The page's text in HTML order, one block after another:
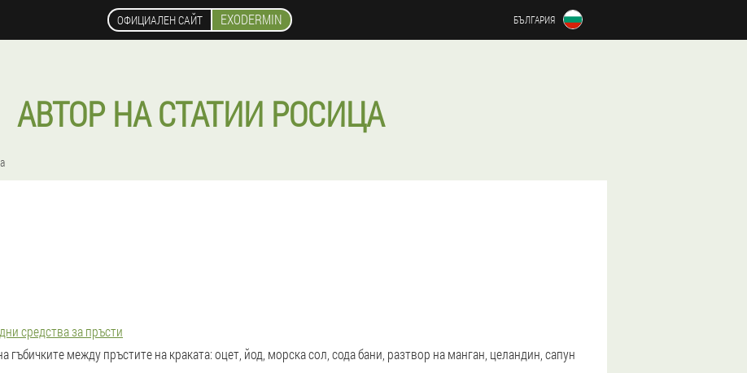
ОФИЦИАЛЕН САЙТ EXODERMIN БЪЛГАРИЯ
АВТОР НА СТАТИИ РОСИЦА
средства за пръсти
гъбичките между пръстите на краката: оцет, йод, морска сол, сода бани, разтвор на манган, целандин, сапун